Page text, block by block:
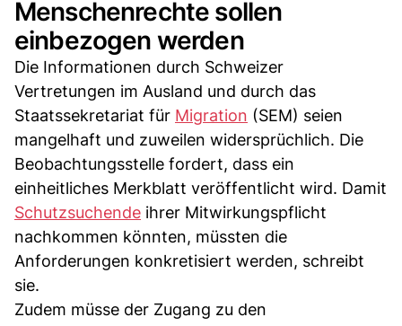
Menschenrechte sollen
einbezogen werden
Die Informationen durch Schweizer
Vertretungen im Ausland und durch das
Staatssekretariat für Migration (SEM) seien
mangelhaft und zuweilen widersprüchlich. Die
Beobachtungsstelle fordert, dass ein
einheitliches Merkblatt veröffentlicht wird. Damit
Schutzsuchende ihrer Mitwirkungspflicht
nachkommen könnten, müssten die
Anforderungen konkretisiert werden, schreibt
sie.
Zudem müsse der Zugang zu den